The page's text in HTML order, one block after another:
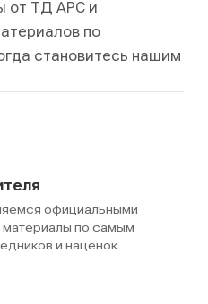
от ТД АРС и
по
становитесь нашим
официальными
по самым
и наценок